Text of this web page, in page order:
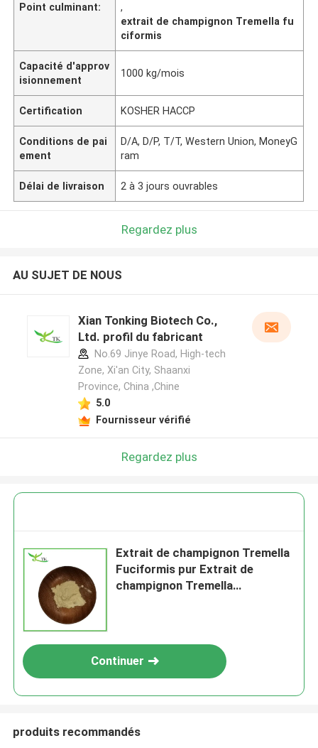
Point culminant:
,
extrait de champignon Tremella fu
ciformis
Capacité d'approv
isionnement
1000 kg/mois
Certification KOSHER HACCP
Conditions de pai
ement
D/A, D/P, T/T, Western Union, MoneyG
ram
Délai de livraison 2 à 3 jours ouvrables
Regardez plus
AU SUJET DE NOUS
Xian Tonking Biotech Co.,
Ltd. profil du fabricant
No.69 Jinye Road, High-tech
Zone, Xi'an City, Shaanxi
Province, China ,Chine
5.0
Fournisseur vérifié
Regardez plus
Extrait de champignon Tremella
Fuciformis pur Extrait de
champignon Tremella
Continuer
produits recommandés